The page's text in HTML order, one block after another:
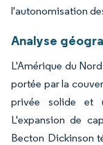
l'autonomisation
Analyse
L'Amérique du
portée par la
privée solide et
L'expansion de
Becton Dickinson